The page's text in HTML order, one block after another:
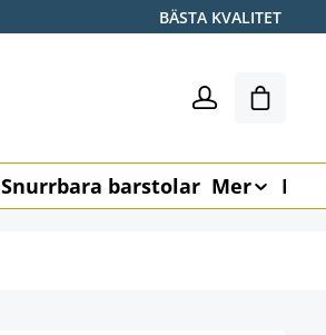
BÄSTA KVALITET
Snurrbara barstolar Mer